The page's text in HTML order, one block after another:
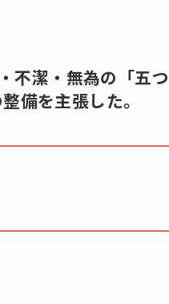
不潔・無為の「五
備を主張した。